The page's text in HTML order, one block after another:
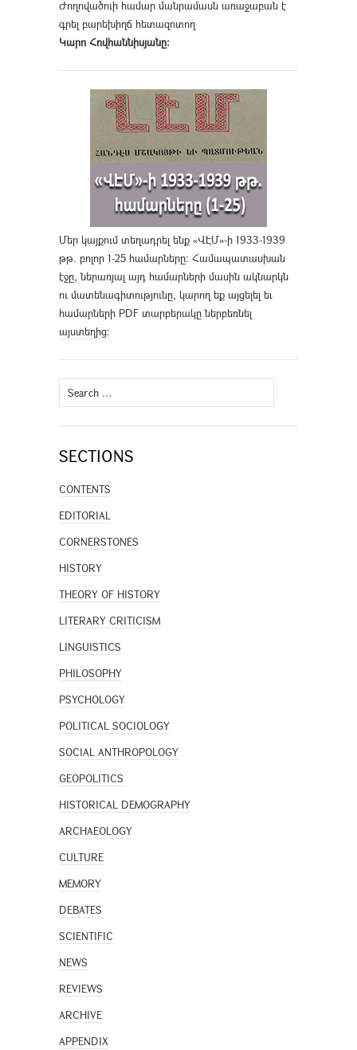
Ժողովածուի համար մանրամասն առաջաբան է
գրել բարեխիղճ հետազոտող
Կարո Հովհաննիսյանը։
Մեր կայքում տեղադրել ենք «ՎԷՄ»-ի 1933-1939
թթ. բոլոր 1-25 համարները։ Համապատասխան
էջը, ներառյալ այդ համարների մասին ակնարկն
ու մատենագիտությունը, կարող եք այցելել եւ
համարների PDF տարբերակը ներբեռնել
այստեղից։
Search
for:
SECTIONS
CONTENTS
EDITORIAL
CORNERSTONES
HISTORY
THEORY OF HISTORY
LITERARY CRITICISM
LINGUISTICS
PHILOSOPHY
PSYCHOLOGY
POLITICAL SOCIOLOGY
SOCIAL ANTHROPOLOGY
GEOPOLITICS
HISTORICAL DEMOGRAPHY
ARCHAEOLOGY
CULTURE
MEMORY
DEBATES
SCIENTIFIC
NEWS
REVIEWS
ARCHIVE
APPENDIX